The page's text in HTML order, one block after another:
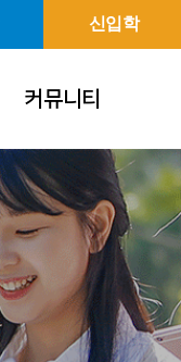
신입학
커뮤니티